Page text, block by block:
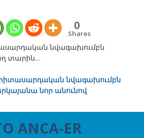
0
Shares
նվագախումբն
տարին…
նվագախումբն
նոր անունով
ANCA-ER